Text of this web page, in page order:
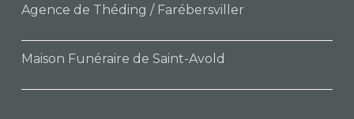
Agence de Théding / Farébersviller
Maison Funéraire de Saint-Avold